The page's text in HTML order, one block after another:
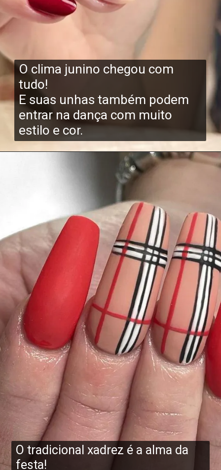
O clima junino chegou com
tudo!
E suas unhas também podem
entrar na dança com muito
estilo e cor.
O tradicional xadrez é a alma da
festa!